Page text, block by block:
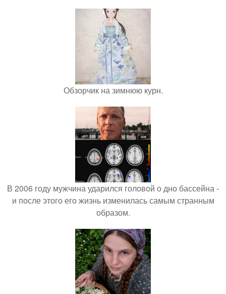
Обзорчик на зимнюю курн.
В 2006 году мужчина ударился головой о дно бассейна -
и после этого его жизнь изменилась самым странным
образом.